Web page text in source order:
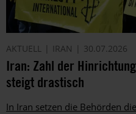
AKTUELL IRAN 30.07.2026
Iran: Zahl der
steigt drastisch
In Iran setzen die Behörden